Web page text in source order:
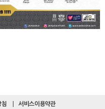
서비스이용약관